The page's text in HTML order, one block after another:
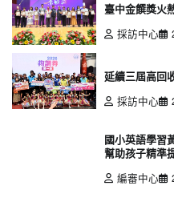
臺中金饌獎火
採訪中心
延續三屆高回
採訪中心
國小英語學習
幫助孩子精準
編審中心